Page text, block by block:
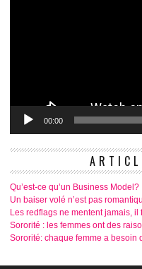
00:00
Qu’est-ce qu’un Business Model?
Un baiser volé n’est pas
Les redflags ne mentent jamais, il
Sororité : les femmes ont des
Sororité: chaque femme a